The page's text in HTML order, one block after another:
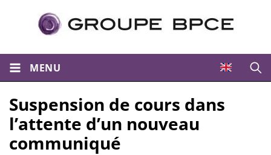
MENU
Suspension de cours dans
l’attente d’un nouveau
communiqué